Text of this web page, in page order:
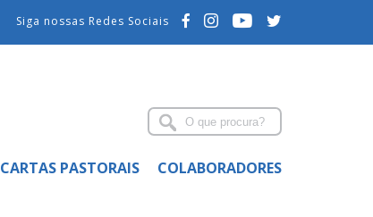
Siga nossas Redes Sociais
CARTAS PASTORAIS COLABORADORES